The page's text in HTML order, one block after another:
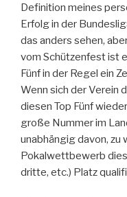
Definition meines
Erfolg in der
das anders sehen,
vom Schützenfest ist
Fünf in der Regel ein
Wenn sich der Verein
diesen Top Fünf
große Nummer im
unabhängig davon, zu
Pokalwettbewerb
dritte, etc.) Platz